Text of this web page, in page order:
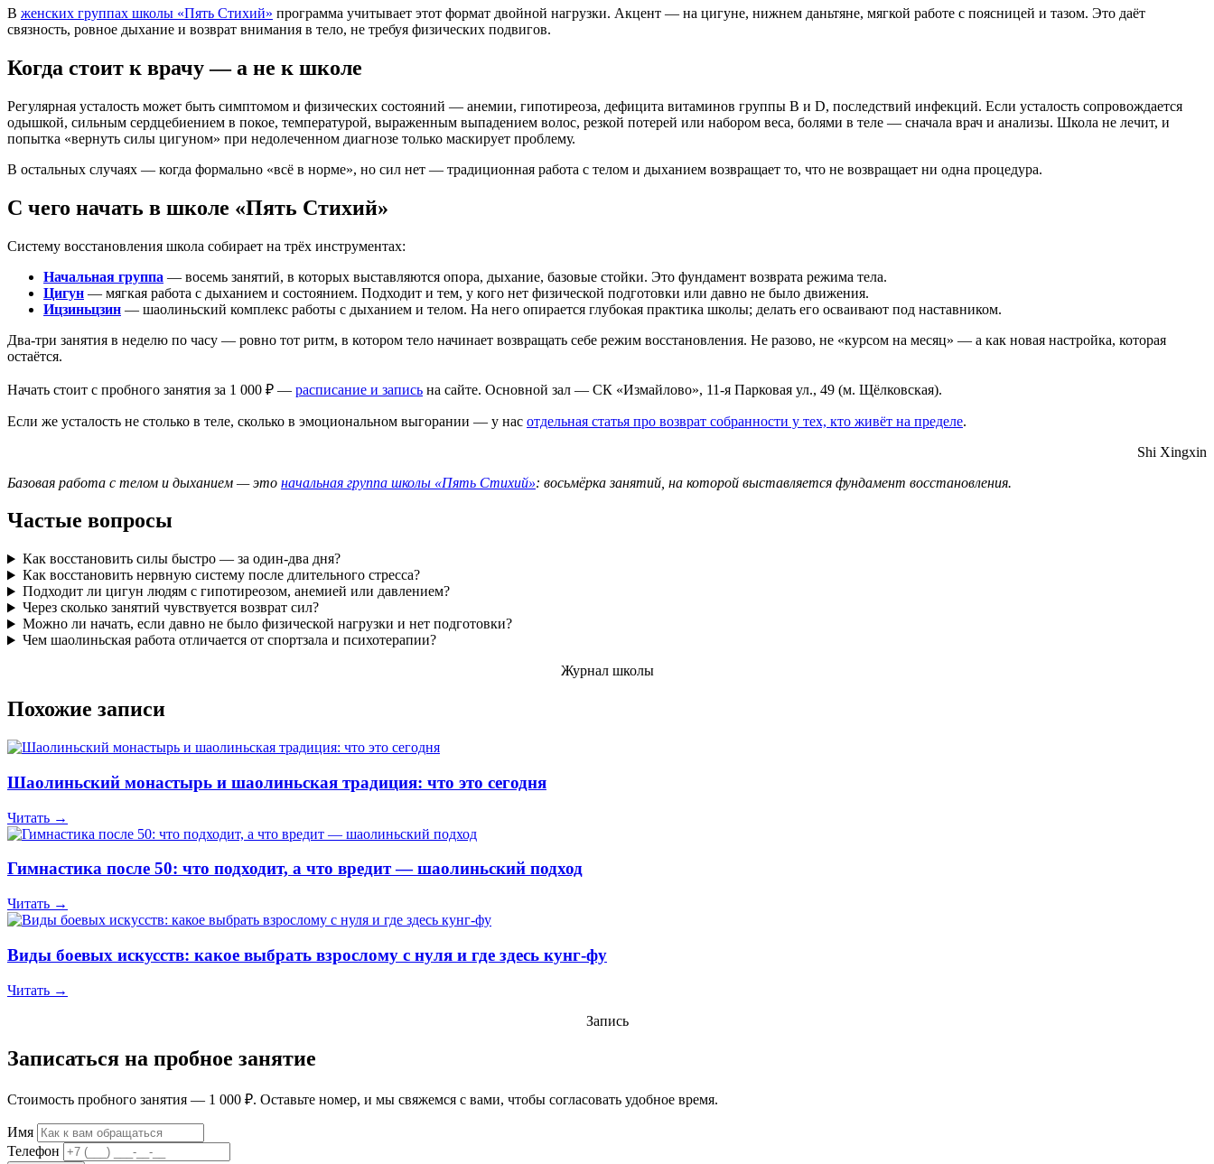
В женских группах школы «Пять Стихий» программа учитывает этот формат двойной нагрузки. Акцент — на цигуне, нижнем даньтяне, мягкой работе с поясницей и тазом. Это даёт
связность, ровное дыхание и возврат внимания в тело, не требуя физических подвигов.
Когда стоит к врачу — а не к школе
Регулярная усталость может быть симптомом и физических состояний — анемии, гипотиреоза, дефицита витаминов группы B и D, последствий инфекций. Если усталость сопровождается
одышкой, сильным сердцебиением в покое, температурой, выраженным выпадением волос, резкой потерей или набором веса, болями в теле — сначала врач и анализы. Школа не лечит, и
попытка «вернуть силы цигуном» при недолеченном диагнозе только маскирует проблему.
В остальных случаях — когда формально «всё в норме», но сил нет — традиционная работа с телом и дыханием возвращает то, что не возвращает ни одна процедура.
С чего начать в школе «Пять Стихий»
Систему восстановления школа собирает на трёх инструментах:
Начальная группа — восемь занятий, в которых выставляются опора, дыхание, базовые стойки. Это фундамент возврата режима тела.
Цигун — мягкая работа с дыханием и состоянием. Подходит и тем, у кого нет физической подготовки или давно не было движения.
Ицзиньцзин — шаолиньский комплекс работы с дыханием и телом. На него опирается глубокая практика школы; делать его осваивают под наставником.
Два-три занятия в неделю по часу — ровно тот ритм, в котором тело начинает возвращать себе режим восстановления. Не разово, не «курсом на месяц» — а как новая настройка, которая
остаётся.
Начать стоит с пробного занятия за 1 000 ₽ — расписание и запись на сайте. Основной зал — СК «Измайлово», 11-я Парковая ул., 49 (м. Щёлковская).
Если же усталость не столько в теле, сколько в эмоциональном выгорании — у нас отдельная статья про возврат собранности у тех, кто живёт на пределе.
Shi Xingxin
Базовая работа с телом и дыханием — это начальная группа школы «Пять Стихий»: восьмёрка занятий, на которой выставляется фундамент восстановления.
Частые вопросы
Как восстановить силы быстро — за один-два дня?
Как восстановить нервную систему после длительного стресса?
Подходит ли цигун людям с гипотиреозом, анемией или давлением?
Через сколько занятий чувствуется возврат сил?
Можно ли начать, если давно не было физической нагрузки и нет подготовки?
Чем шаолиньская работа отличается от спортзала и психотерапии?
Журнал школы
Похожие записи
Шаолиньский монастырь и шаолиньская традиция: что это сегодня
Читать →
Гимнастика после 50: что подходит, а что вредит — шаолиньский подход
Читать →
Виды боевых искусств: какое выбрать взрослому с нуля и где здесь кунг-фу
Читать →
Запись
Записаться на пробное занятие
Стоимость пробного занятия — 1 000 ₽. Оставьте номер, и мы свяжемся с вами, чтобы согласовать удобное время.
Имя
Телефон